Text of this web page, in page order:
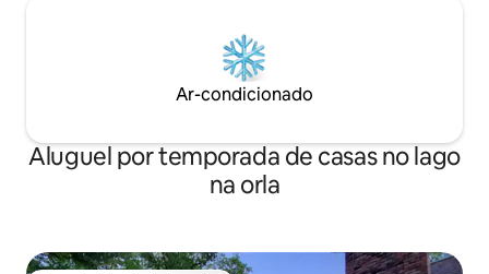
Ar-condicionado
Aluguel por temporada de casas no lago
na orla